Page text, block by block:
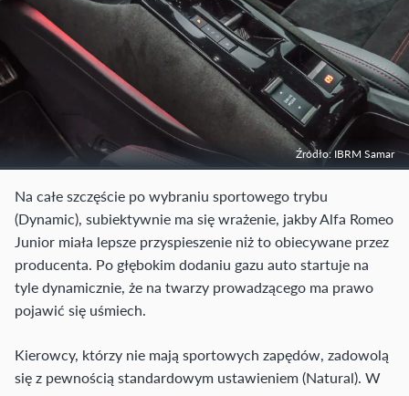
Źródło: IBRM Samar
Na całe szczęście po wybraniu sportowego trybu
(Dynamic), subiektywnie ma się wrażenie, jakby Alfa Romeo
Junior miała lepsze przyspieszenie niż to obiecywane przez
producenta. Po głębokim dodaniu gazu auto startuje na
tyle dynamicznie, że na twarzy prowadzącego ma prawo
pojawić się uśmiech.
Kierowcy, którzy nie mają sportowych zapędów, zadowolą
się z pewnością standardowym ustawieniem (Natural). W